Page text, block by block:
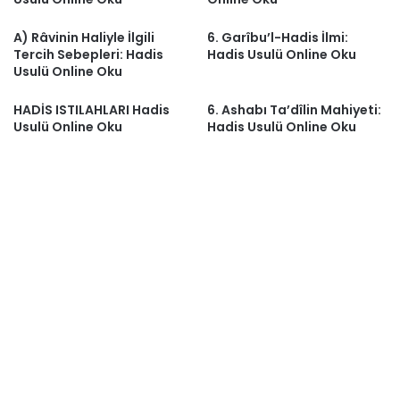
A) Râvinin Haliyle İlgili
Tercih Sebepleri: Hadis
Usulü Online Oku
6. Garîbu’l-Hadis İlmi:
Hadis Usulü Online Oku
HADİS ISTILAHLARI Hadis
Usulü Online Oku
6. Ashabı Ta’dîlin Mahiyeti:
Hadis Usulü Online Oku